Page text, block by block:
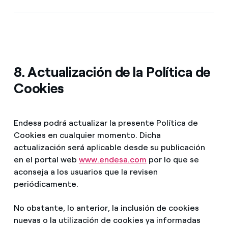
8. Actualización de la Política de
Cookies
Endesa podrá actualizar la presente Política de
Cookies en cualquier momento. Dicha
actualización será aplicable desde su publicación
en el portal web www.endesa.com por lo que se
aconseja a los usuarios que la revisen
periódicamente.
No obstante, lo anterior, la inclusión de cookies
nuevas o la utilización de cookies ya informadas